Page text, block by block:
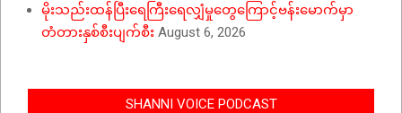
မိုးသည်းထန်ပြီးရေကြီးရေလျှံမှုတွေကြောင့်ဗန်းမောက်မှာ
တံတားနှစ်စီးပျက်စီး August 6, 2026
SHANNI VOICE PODCAST